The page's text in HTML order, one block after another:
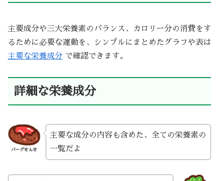
主要成分や三大栄養素のバランス、カロリー分の消費をす
るために必要な運動を、シンプルにまとめたグラフや表は
主要な栄養成分 で確認できます。
詳細な栄養成分
バーグせんせ
主要な成分の内容も含めた、全ての栄養素の
一覧だよ